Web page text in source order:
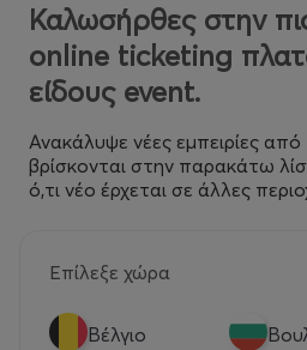
Καλωσήρθες στην
online ticketing
είδους event.
Ανακάλυψε νέες εμπειρίες
βρίσκονται στην παρακάτω
ό,τι νέο έρχεται σε άλλες
Επίλεξε χώρα
Βέλγιο